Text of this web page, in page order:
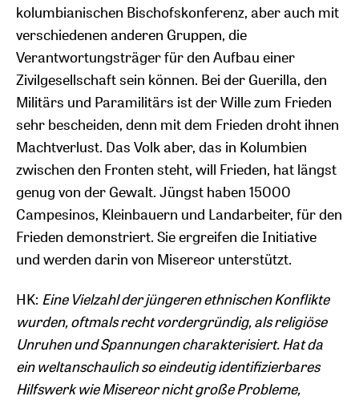
kolumbianischen Bischofskonferenz, aber auch mit
verschiedenen anderen Gruppen, die
Verantwortungsträger für den Aufbau einer
Zivilgesellschaft sein können. Bei der Guerilla, den
Militärs und Paramilitärs ist der Wille zum Frieden
sehr bescheiden, denn mit dem Frieden droht ihnen
Machtverlust. Das Volk aber, das in Kolumbien
zwischen den Fronten steht, will Frieden, hat längst
genug von der Gewalt. Jüngst haben 15000
Campesinos, Kleinbauern und Landarbeiter, für den
Frieden demonstriert. Sie ergreifen die Initiative
und werden darin von Misereor unterstützt.
HK: Eine Vielzahl der jüngeren ethnischen Konflikte
wurden, oftmals recht vordergründig, als religiöse
Unruhen und Spannungen charakterisiert. Hat da
ein weltanschaulich so eindeutig identifizierbares
Hilfswerk wie Misereor nicht große Probleme,